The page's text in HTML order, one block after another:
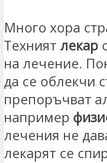
Много хора
Техният лекар
на лечение.
да се облекчи
препоръчват
например
лечения не
лекарят се